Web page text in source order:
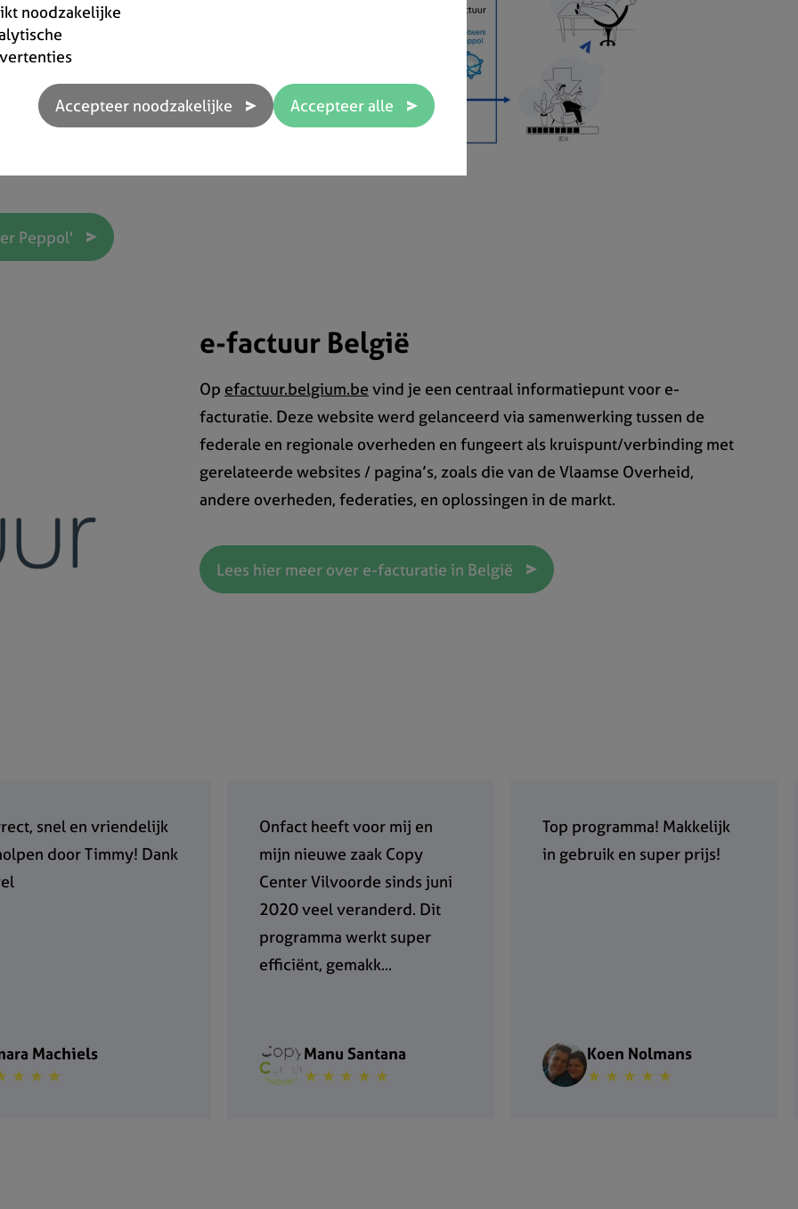
graag op ons
vragen zoals
mijn Peppol ID?
En hoe zit het met
Peppol'
e-factuur België
Op efactuur.belgium.be vind je een centraal informatiepunt voor e-
facturatie. Deze website werd gelanceerd via samenwerking tussen de
federale en regionale overheden en fungeert als kruispunt/verbinding met
gerelateerde websites / pagina’s, zoals die van de Vlaamse Overheid,
andere overheden, federaties, en oplossingen in de markt.
Lees hier meer over e-facturatie in België
snel en vriendelijk
door Timmy! Dank
Machiels
★ ★ ★
Onfact heeft voor mij en
mijn nieuwe zaak Copy
Center Vilvoorde sinds juni
2020 veel veranderd. Dit
programma werkt super
efficiënt, gemakk...
Manu Santana
★ ★ ★ ★ ★
Top programma! Makkelijk
in gebruik en super prijs!
Koen Nolmans
★ ★ ★ ★ ★
noodzakelijke